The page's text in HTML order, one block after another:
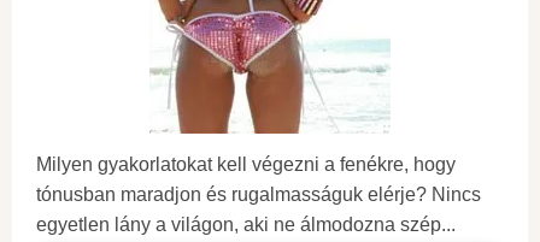
Milyen gyakorlatokat kell végezni a fenékre, hogy
tónusban maradjon és rugalmasságuk elérje? Nincs
egyetlen lány a világon, aki ne álmodozna szép...